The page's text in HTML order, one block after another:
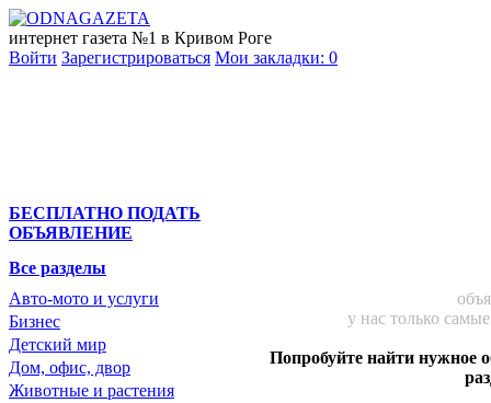
интернет газета №1 в Кривом Роге
Войти Зарегистрироваться Мои закладки: 0
БЕСПЛАТНО ПОДАТЬ
ОБЪЯВЛЕНИЕ
Все разделы
Авто-мото и услуги
Бизнес
Детский мир
Дом, офис, двор
Животные и растения
у нас только
Попробуйте найти нужное